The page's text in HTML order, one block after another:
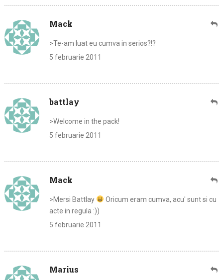
Mack
>Te-am luat eu cumva in serios?!?
5 februarie 2011
battlay
>Welcome in the pack!
5 februarie 2011
Mack
>Mersi Battlay
Oricum eram cumva, acu' sunt si cu
acte in regula :))
5 februarie 2011
Marius